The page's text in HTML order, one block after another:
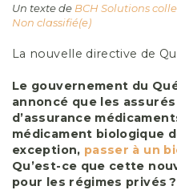
Un texte de BCH Solutions
Non classifié(e)
La nouvelle directive de
Le gouvernement du
annoncé que les
d’assurance
médicament biologique
exception, passer à un
Qu’est-ce que cette
pour les régimes privés ?